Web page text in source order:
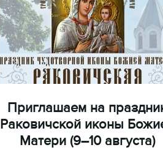
Приглашаем на
Раковичской иконы
Матери (9–10 августа)